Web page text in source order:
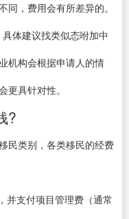
，费用会有所差异的。
体建议找类似态咐加中
机构会根据申请人的情
更具针对性。
?
民类别，各类移民的经费
并支付项目管理费（通常